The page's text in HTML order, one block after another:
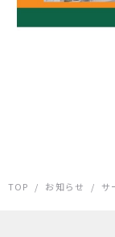
TOP / お知らせ / サ